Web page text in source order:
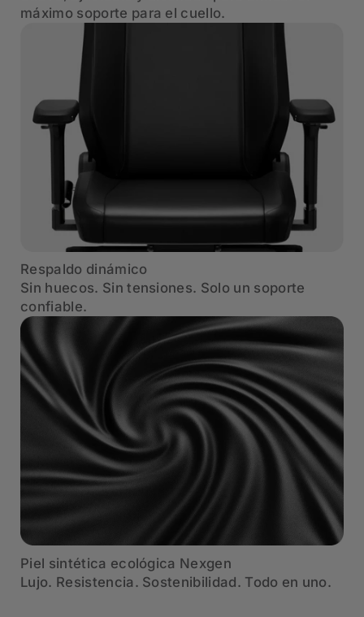
máximo soporte para el cuello.
Respaldo dinámico
Sin huecos. Sin tensiones. Solo un soporte
confiable.
Piel sintética ecológica Nexgen
Lujo. Resistencia. Sostenibilidad. Todo en uno.